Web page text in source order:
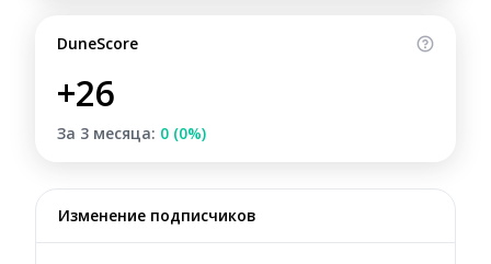
DuneScore
+26
За 3 месяца: 0 (0%)
Изменение подписчиков